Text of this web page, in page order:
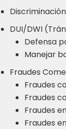
DUI/DWI
Defensa
Manejar
Fraudes
Fraudes
Fraudes
Fraudes
Fraudes